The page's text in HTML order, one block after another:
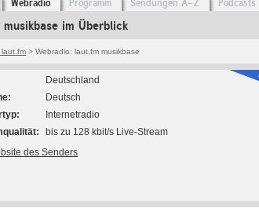
Webradio Programm Sendungen A-Z Podcasts
musikbase im Überblick
> Webradio: laut.fm musikbase
Deutschland
Deutsch
Internetradio
bis zu 128 kbit/s Live-Stream
des Senders